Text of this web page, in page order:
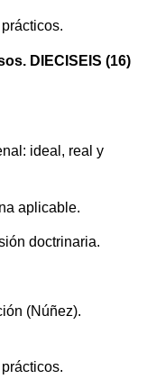
DIECISEIS (16)
ideal, real y
aplicable.
doctrinaria.
(Núñez).